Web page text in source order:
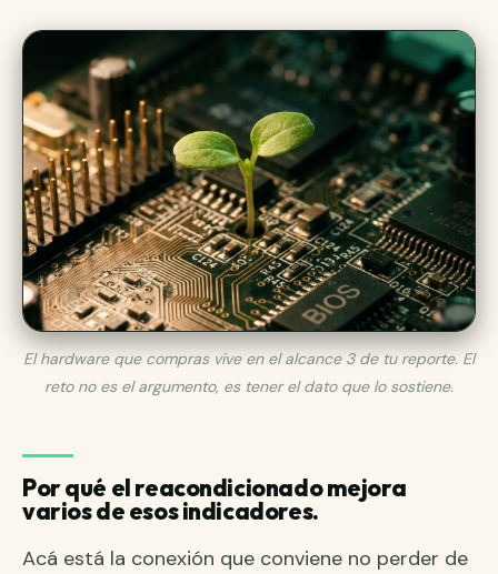
El hardware que compras vive en el alcance 3 de tu reporte. El
reto no es el argumento, es tener el dato que lo sostiene.
Por qué el reacondicionado mejora
varios de esos indicadores.
Acá está la conexión que conviene no perder de